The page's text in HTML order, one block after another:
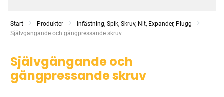
Start Produkter
Infästning, Spik, Skruv, Nit, Expander, Plugg
Current:
Självgängande och gängpressande skruv
Självgängande och
gängpressande skruv